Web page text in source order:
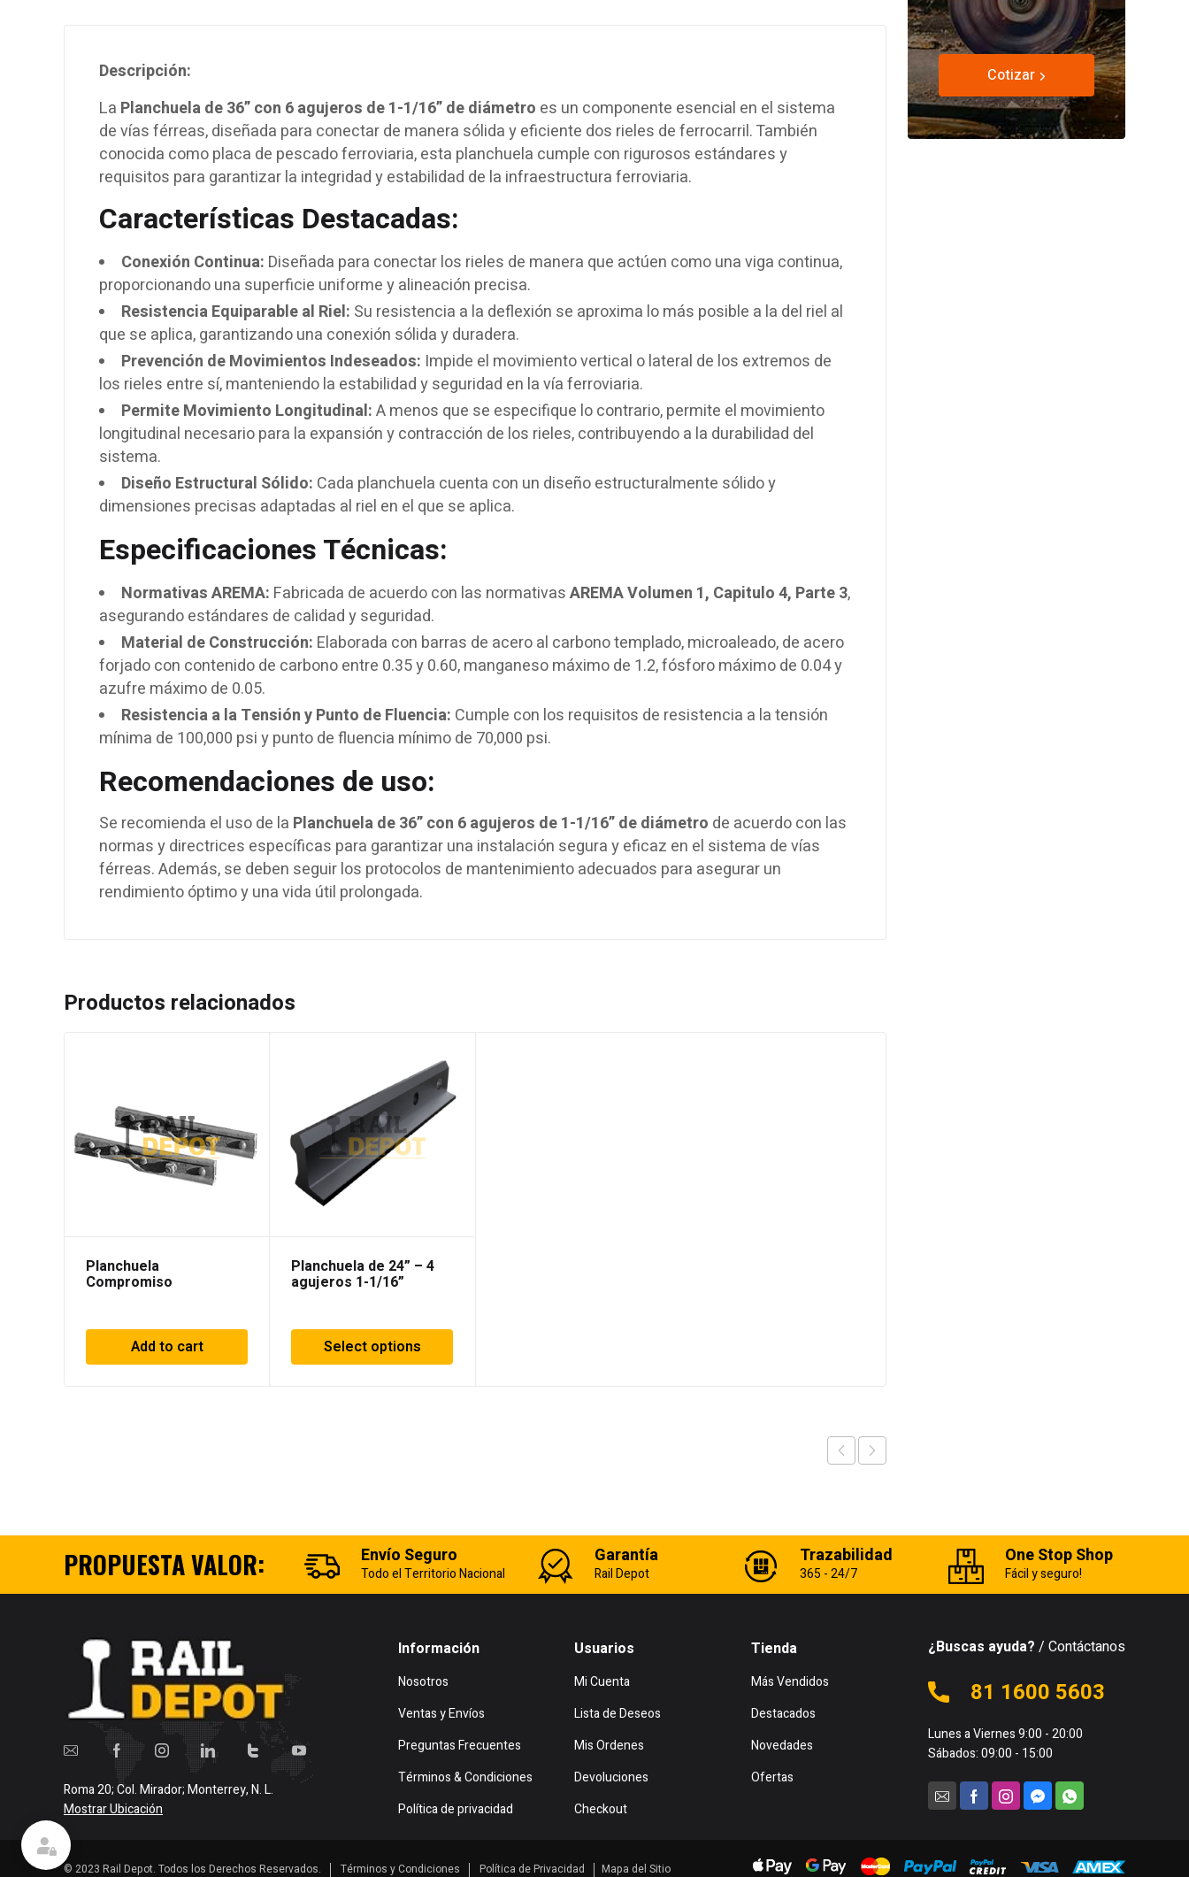
Descripción:
La Planchuela de 36” con 6 agujeros de 1-1/16” de diámetro es un componente esencial en el sistema
de vías férreas, diseñada para conectar de manera sólida y eficiente dos rieles de ferrocarril. También
conocida como placa de pescado ferroviaria, esta planchuela cumple con rigurosos estándares y
requisitos para garantizar la integridad y estabilidad de la infraestructura ferroviaria.
Características Destacadas:
Conexión Continua: Diseñada para conectar los rieles de manera que actúen como una viga continua,
proporcionando una superficie uniforme y alineación precisa.
Resistencia Equiparable al Riel: Su resistencia a la deflexión se aproxima lo más posible a la del riel al
que se aplica, garantizando una conexión sólida y duradera.
Prevención de Movimientos Indeseados: Impide el movimiento vertical o lateral de los extremos de
los rieles entre sí, manteniendo la estabilidad y seguridad en la vía ferroviaria.
Permite Movimiento Longitudinal:A menos que se especifique lo contrario, permite el movimiento
longitudinal necesario para la expansión y contracción de los rieles, contribuyendo a la durabilidad del
sistema.
Diseño Estructural Sólido: Cada planchuela cuenta con un diseño estructuralmente sólido y
dimensiones precisas adaptadas al riel en el que se aplica.
Especificaciones Técnicas:
Normativas AREMA: Fabricada de acuerdo con las normativasAREMA Volumen 1, Capitulo 4, Parte 3,
asegurando estándares de calidad y seguridad.
Material de Construcción: Elaborada con barras de acero al carbono templado, microaleado, de acero
forjado con contenido de carbono entre 0.35 y 0.60, manganeso máximo de 1.2, fósforo máximo de 0.04 y
azufre máximo de 0.05.
Resistencia a la Tensión y Punto de Fluencia: Cumple con los requisitos de resistencia a la tensión
mínima de 100,000 psi y punto de fluencia mínimo de 70,000 psi.
Recomendaciones de uso:
Se recomienda el uso de la Planchuela de 36” con 6 agujeros de 1-1/16” de diámetro de acuerdo con las
normas y directrices específicas para garantizar una instalación segura y eficaz en el sistema de vías
férreas. Además, se deben seguir los protocolos de mantenimiento adecuados para asegurar un
rendimiento óptimo y una vida útil prolongada.
Productos relacionados
Planchuela
Compromiso
Add to cart
Planchuela de 24” – 4
agujeros 1-1/16”
Select options
Cotizar
PROPUESTA VALOR: Envío Seguro
Todo el Territorio Nacional
Garantía
Rail Depot
Trazabilidad
365 - 24/7
One Stop Shop
Fácil y seguro!
Roma 20; Col. Mirador; Monterrey, N. L.
Mostrar Ubicación
Información
Nosotros
Ventas y Envíos
Preguntas Frecuentes
Términos & Condiciones
Política de privacidad
Usuarios
Mi Cuenta
Lista de Deseos
Mis Ordenes
Devoluciones
Checkout
Tienda
Más Vendidos
Destacados
Novedades
Ofertas
¿Buscas ayuda? / Contáctanos
81 1600 5603
Lunes a Viernes 9:00 - 20:00
Sábados: 09:00 - 15:00
© 2023 Rail Depot. Todos los Derechos Reservados. Términos y Condiciones Política de Privacidad Mapa del Sitio